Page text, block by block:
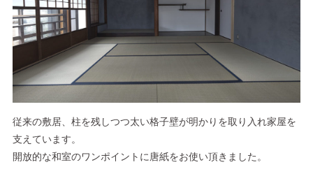
従来の敷居、柱を残しつつ太い格子壁が明かりを取り入れ家屋を
支えています。
開放的な和室のワンポイントに唐紙をお使い頂きました。